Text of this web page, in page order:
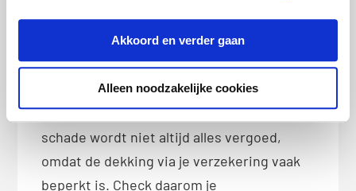
Akkoord en verder gaan
Alleen noodzakelijke cookies
Contant geld in huis hebben mag
dus (en een beperkt bedrag voor
noodsituaties is dus zelfs aan te
raden), maar brengt ook risico’s met zich
mee. De kans op diefstal is groter en bij
schade wordt niet altijd alles vergoed,
omdat de dekking via je verzekering vaak
beperkt is. Check daarom je